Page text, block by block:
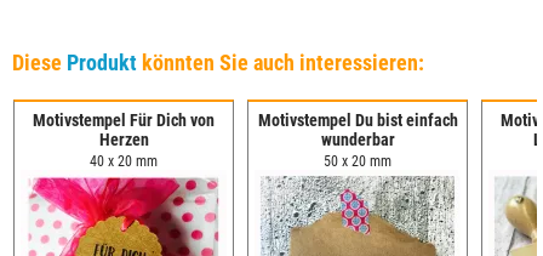
Diese Produkt könnten Sie auch interessieren:
Motivstempel Für Dich von
Herzen
40 x 20 mm
Motivstempel Du bist einfach
wunderbar
50 x 20 mm